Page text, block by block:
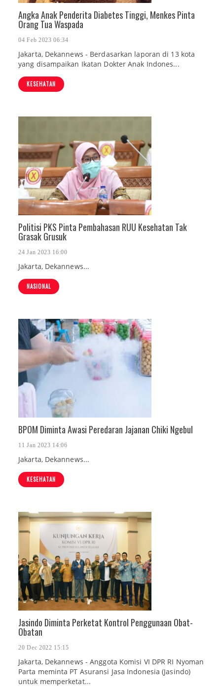
Angka Anak Penderita Diabetes Tinggi, Menkes Pinta
Orang Tua Waspada
04 Feb 2023 06:34
Jakarta, Dekannews - Berdasarkan laporan di 13 kota
yang disampaikan Ikatan Dokter Anak Indones...
KESEHATAN
Politisi PKS Pinta Pembahasan RUU Kesehatan Tak
Grasak Grusuk
24 Jan 2023 16:00
Jakarta, Dekannews...
NASIONAL
BPOM Diminta Awasi Peredaran Jajanan Chiki Ngebul
11 Jan 2023 14:06
Jakarta, Dekannews...
KESEHATAN
Jasindo Diminta Perketat Kontrol Penggunaan Obat-
Obatan
20 Dec 2022 15:15
Jakarta, Dekannews - Anggota Komisi VI DPR RI Nyoman
Parta meminta PT Asuransi Jasa Indonesia (Jasindo)
untuk memperketat...